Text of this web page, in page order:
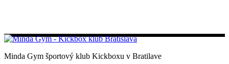
Minda Gym športový klub Kickboxu v Bratilave